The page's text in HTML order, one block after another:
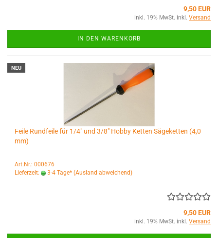
9,50 EUR
inkl. 19% MwSt. inkl. Versand
IN DEN WARENKORB
NEU
Feile Rundfeile für 1/4" und 3/8" Hobby Ketten Sägeketten (4,0
mm)
Art.Nr.: 000676
Lieferzeit:
3-4 Tage* (Ausland abweichend)
9,50 EUR
inkl. 19% MwSt. inkl. Versand